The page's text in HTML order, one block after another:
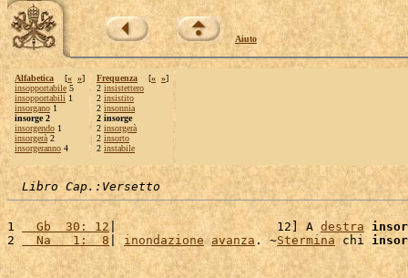
Aiuto
Alfabetica [« »]
insopportabile 5
insopportabili 1
insorgano 1
insorge 2
insorgendo 1
insorgerà 2
insorgeranno 4
Frequenza [« »]
2 insistettero
2 insistito
2 insonnia
2 insorge
2 insorgerà
2 insorto
2 instabile
Libro Cap.:Versetto
1
  Gb  30: 12
|                      12] A destra
2
  Na   1:  8
inondazione avanza . ~Stermina chi